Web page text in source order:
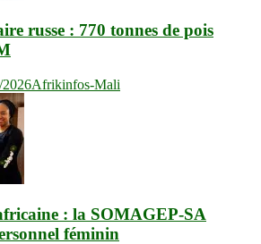
russe : 770 tonnes de pois
Afrikinfos-Mali
: la SOMAGEP-SA
féminin